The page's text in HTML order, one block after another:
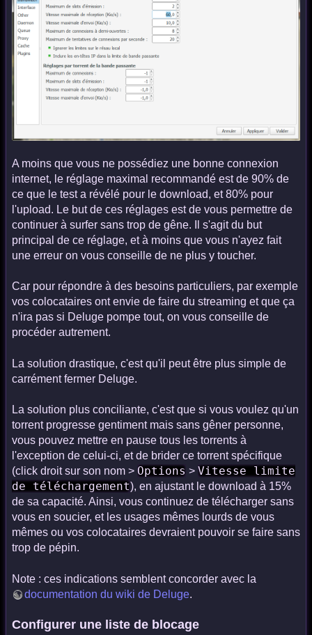
A moins que vous ne possédiez une bonne connexion
internet, le réglage maximal recommandé est de 90% de
ce que le test a révélé pour le download, et 80% pour
l'upload. Le but de ces réglages est de vous permettre de
continuer à surfer sans trop de gêne. Il s'agit du but
principal de ce réglage, et à moins que vous n'ayez fait
une erreur on vous conseille de ne plus y toucher.
Car pour répondre à des besoins particuliers, par exemple
vos colocataires ont envie de faire du streaming et que ça
n'ira pas si Deluge pompe tout, on vous conseille de
procéder autrement.
La solution drastique, c'est qu'il peut être plus simple de
carrément fermer Deluge.
La solution plus conciliante, c'est que si vous voulez qu'un
torrent progresse gentiment mais sans gêner personne,
vous pouvez mettre en pause tous les torrents à
l'exception de celui-ci, et de brider ce torrent spécifique
(click droit sur son nom > Options > Vitesse limite
de téléchargement), en ajustant le download à 15%
de sa capacité. Ainsi, vous continuez de télécharger sans
vous en soucier, et les usages mêmes lourds de vous
mêmes ou vos colocataires devraient pouvoir se faire sans
trop de pépin.
Note : ces indications semblent concorder avec la
documentation du wiki de Deluge.
Configurer une liste de blocage